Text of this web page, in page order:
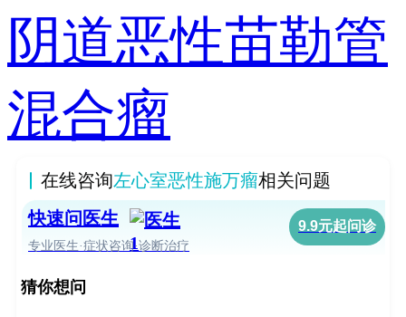
阴道恶性苗勒管
混合瘤
在线咨询左心室恶性施万瘤相关问题
快速问医生
专业医生·症状咨询·诊断治疗
9.9元起问诊
猜你想问